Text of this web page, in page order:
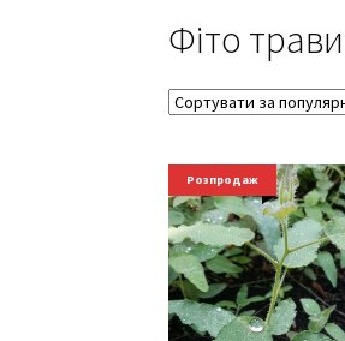
Фіто трави
Розпродаж